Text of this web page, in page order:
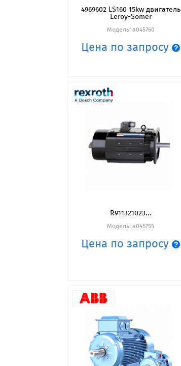
4969602 LS160 15kw двигатель
Leroy-Somer
Модель: a045760
Цена по запросу
R911321023...
Модель: a045755
Цена по запросу